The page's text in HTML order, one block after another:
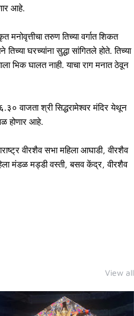
आहे.
तरुण तिच्या वर्गात शिकत
घरच्यांना सुद्धा सांगितले होते. तिच्या
भिक घालत नाही. याचा राग मनात ठेवून
वाजता श्री सिद्धरामेश्वर मंदिर येथून
होणार आहे.
वीरशैव सभा महिला आघाडी, वीरशैव
मंडळ मड्डी वस्ती, बसव केंद्र, वीरशैव
View all